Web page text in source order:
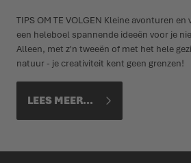
TIPS OM TE VOLGEN Kleine avonturen
een heleboel spannende ideeën voor je
Alleen, met z'n tweeën of met het hele
natuur - je creativiteit kent geen grenzen!
LEES MEER...